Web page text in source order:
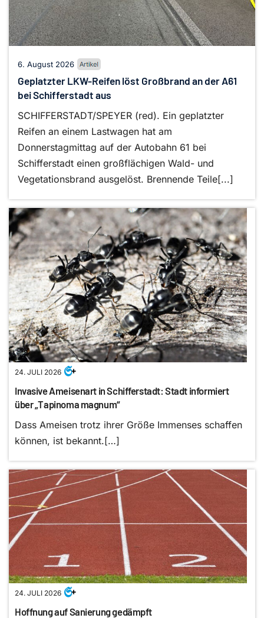
6. August 2026
Geplatzter LKW-Reifen löst Großbrand an der A61
bei Schifferstadt aus
SCHIFFERSTADT/SPEYER (red). Ein geplatzter
Reifen an einem Lastwagen hat am
Donnerstagmittag auf der Autobahn 61 bei
Schifferstadt einen großflächigen Wald- und
Vegetationsbrand ausgelöst. Brennende Teile[...]
24. JULI 2026
Invasive Ameisenart in Schifferstadt: Stadt informiert
über „Tapinoma magnum“
Dass Ameisen trotz ihrer Größe Immenses schaffen
können, ist bekannt.[…]
24. JULI 2026
Hoffnung auf Sanierung gedämpft